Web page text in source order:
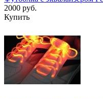
2000 руб.
Купить